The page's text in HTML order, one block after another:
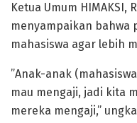
Ketua Umum HIMAKSI,
menyampaikan bahwa
mahasiswa agar lebih
”Anak-anak
mau mengaji, jadi kita
mereka mengaji,”